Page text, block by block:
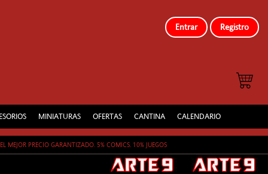
Entrar Registro
MINIATURAS OFERTAS CANTINA CALENDARIO
EL MEJOR PRECIO GARANTIZADO. 5% COMICS. 10% JUEGOS